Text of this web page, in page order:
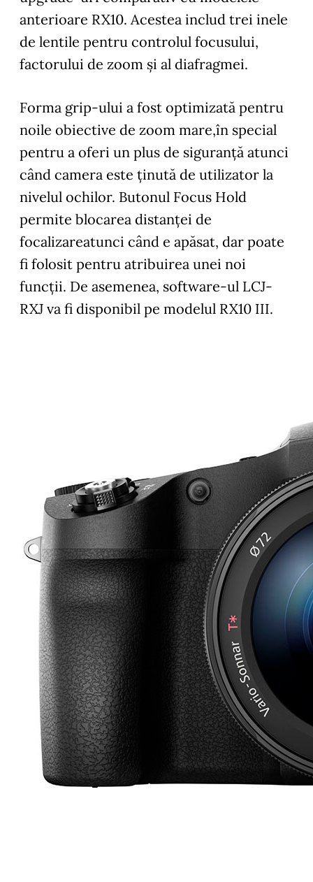
anterioare RX10. Acestea includ trei inele
de lentile pentru controlul focusului,
factorului de zoom şi al diafragmei.
Forma grip-ului a fost optimizată pentru
noile obiective de zoom mare,în special
pentru a oferi un plus de siguranță atunci
când camera este ținută de utilizator la
nivelul ochilor. Butonul Focus Hold
permite blocarea distanței de
focalizareatunci când e apăsat, dar poate
fi folosit pentru atribuirea unei noi
funcții. De asemenea, software-ul LCJ-
RXJ va fi disponibil pe modelul RX10 III.